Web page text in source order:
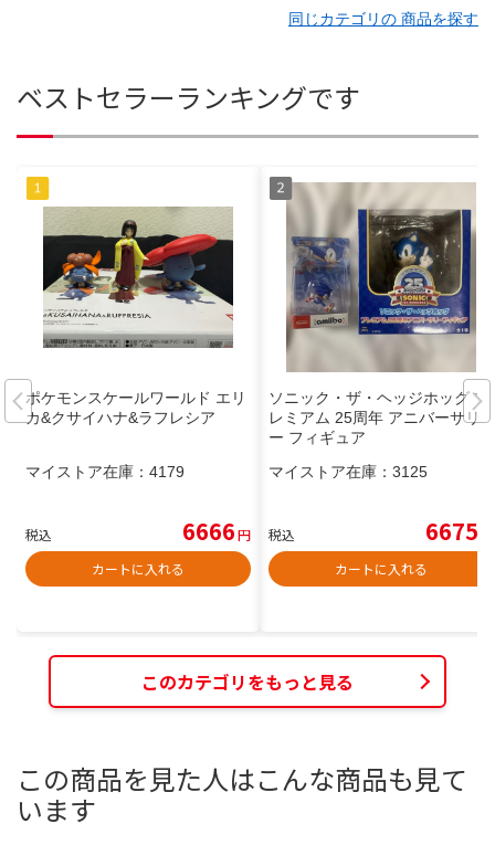
同じカテゴリの 商品を探す
ベストセラーランキングです
ポケモンスケールワールド エリ
カ&クサイハナ&ラフレシア
マイストア在庫： 4179
税込 6666円
カートに入れる
ソニック・ザ・ヘッジホッグ プ
レミアム 25周年 アニバーサリ
ー フィギュア
マイストア在庫： 3125
税込 6675
カートに入れる
このカテゴリをもっと見る
この商品を見た人はこんな商品も見て
います